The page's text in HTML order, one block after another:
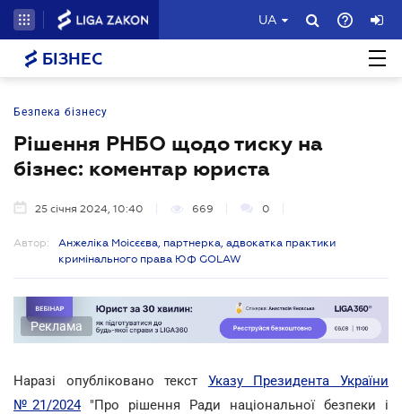
UA
БІЗНЕС
Безпека бізнесу
Рішення РНБО щодо тиску на
бізнес: коментар юриста
25 січня 2024, 10:40 669 0
Автор:
Анжеліка Моісєєва, партнерка, адвокатка практики
кримінального права ЮФ GOLAW
Реклама
Наразі опубліковано текст Указу Президента України
№21/2024"Про рішення Ради національної безпеки і